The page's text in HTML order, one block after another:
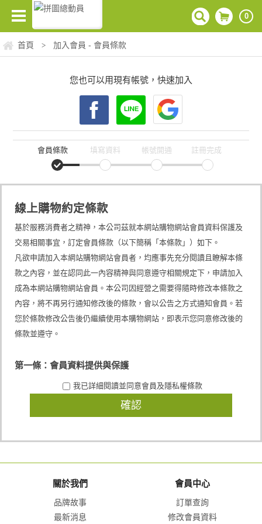
0
首頁 > 加入會員 - 會員條款
您也可以用現有帳號，快速加入
會員條款 填寫資料 帳號開通 註冊完成
線上購物約定條款
基於服務消費者之精神，本公司茲就本網站購物網站會員資料保護及
交易相關事宜，訂定會員條款（以下簡稱「本條款」）如下。
凡欲申請加入本網站購物網站會員者，均應事先充分閱讀且瞭解本條
款之內容，並在認同此一內容精神與同意遵守相關規定下，申請加入
成為本網站購物網站會員。本公司因經營之需要得隨時修改本條款之
內容，將不再另行通知修改後的條款，會以公告之方式通知會員。若
您於條款修改公告後仍繼續使用本購物網站，即表示您同意修改後的
條款並遵守。
第一條：會員資料提供與保護
個人資料。前述資料如有異動，會員應主動即時通知本公司客服中
心，本公司並得對會員之資格進行審查核駁。 本公司對於會員提供之
資料，得不定時進行審查。如有任何經本公司認為不實、錯誤或有異
事先經其法定代理人同意及瞭解後，始得申請加入成為本網站購物網
解。如有違誤，申請人及其法定代理人應自負完全法律責任。 申請人
員之個人資料，該等資料將會在會員與本公司間交易往來、消費者管
目的下，於本網站提供服務之地區內處理利用，直到本網站停止服務
為止，並僅在前述目的範圍內，將會員個人資料提供給本公司關係企
我已詳細閱讀並同意會員及隱私權條款
關於我們
品牌故事
最新消息
會員中心
訂單查詢
修改會員資料